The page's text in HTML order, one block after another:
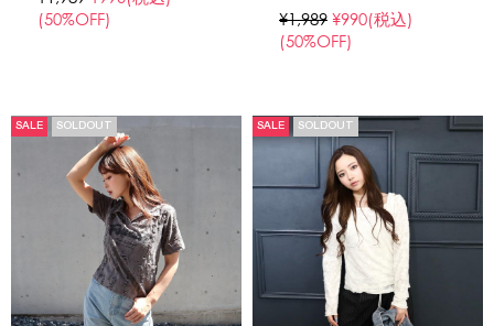
(50%OFF)
¥1,989 ¥990(税込)
(50%OFF)
SALE SOLDOUT SALE SOLDOUT